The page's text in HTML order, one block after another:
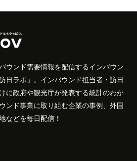
ウンド需要情報を配信するインバウン
日ラボ」。インバウンド担当者・訪日
に政府や観光庁が発表する統計のわか
ンド事業に取り組む企業の事例、外国
などを毎日配信！